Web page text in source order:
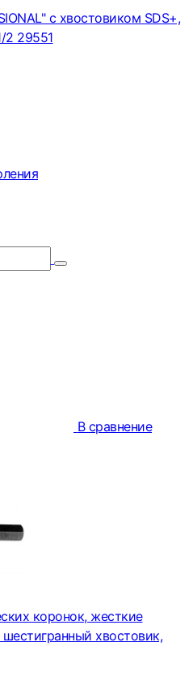
с хвостовиком SDS+,
2 29551
В сравнение
коронок, жесткие
хвостовик,